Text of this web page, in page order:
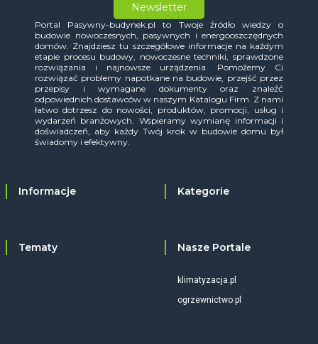
Newsletter
Portal Pasywny-budynek.pl to Twoje źródło wiedzy o
budowie nowoczesnych, pasywnych i energooszczędnych
domów. Znajdziesz tu szczegółowe informacje na każdym
etapie procesu budowy, nowoczesne techniki, sprawdzone
rozwiązania i najnowsze urządzenia. Pomożemy Ci
rozwiązać problemy napotkane na budowie, przejść przez
przepisy i wymagane dokumenty oraz znaleźć
odpowiednich dostawców w naszym Katalogu Firm. Z nami
łatwo dotrzesz do nowości, produktów, promocji, usług i
wydarzeń branżowych. Wspieramy wymianę informacji i
doświadczeń, aby każdy Twój krok w budowie domu był
świadomy i efektywny.
Informacje Kategorie
Tematy Nasze Portale
klimatyzacja.pl
ogrzewnictwo.pl